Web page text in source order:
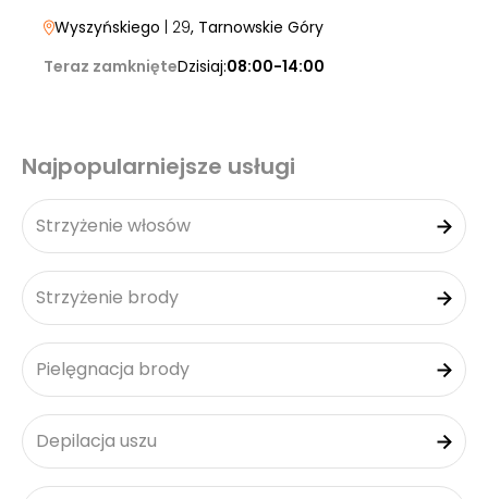
Wyszyńskiego | 29, Tarnowskie Góry
Teraz zamknięteDzisiaj:08:00-14:00
Najpopularniejsze usługi
Strzyżenie włosów
Strzyżenie brody
Pielęgnacja brody
Depilacja uszu